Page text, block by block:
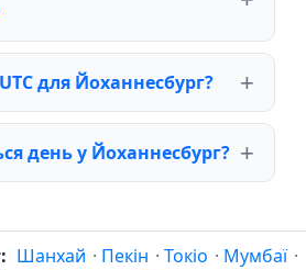
для Йоханнесбург?
день у Йоханнесбург?
Шанхай · Пекін · Токіо · Мумбаї ·